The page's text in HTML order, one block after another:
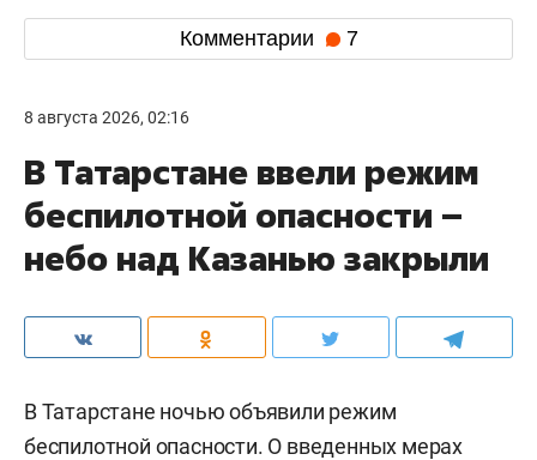
Комментарии 7
8 августа 2026, 02:16
В Татарстане ввели режим
беспилотной опасности –
небо над Казанью закрыли
В Татарстане ночью объявили режим
беспилотной опасности. О введенных мерах